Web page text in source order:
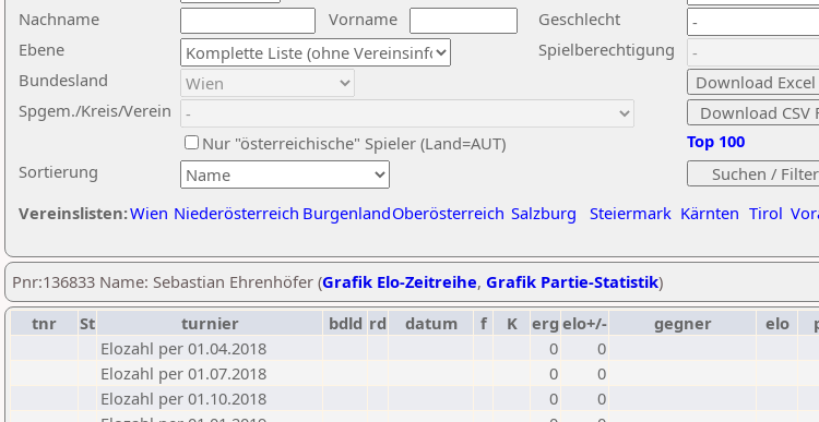
Nachname
Vorname
Ebene
Sortierung
Bundesland
Spgem./Kreis/Verein
Geschlecht
Nur "österreichische" Spieler (Land=AUT)
Spielberechtigung
Vereinslisten:Wien Niederösterreich BurgenlandOberösterreich Salzburg Steiermark Kärnten Tirol
Top 100
Pnr:136833 Name: Sebastian Ehrenhöfer (Grafik Elo-Zeitreihe, Grafik Partie-Statistik)
tnr
St turnier bdld rd datum f K erg elo+/- gegner elo
Elozahl per 01.04.2018
0
0
Elozahl per 01.07.2018
0
0
Elozahl per 01.10.2018
0
0